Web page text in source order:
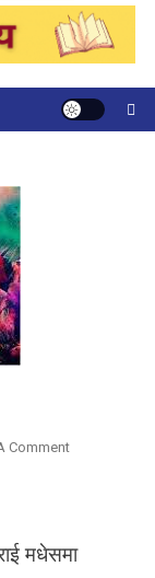
CommentO
त
मधेसमा